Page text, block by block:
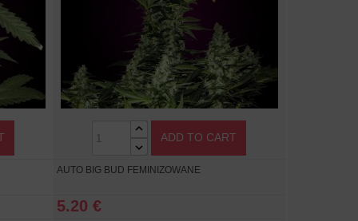
ADD TO CART
AUTO BIG BUD FEMINIZOWANE
5.20 €